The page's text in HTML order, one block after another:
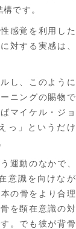
です。
感覚を利用した
対する実感は、
し、このように
ニングの賜物で
マイケル・ジョ
っ」というだけ
運動のなかで、
意識を向けなが
の骨をより合理
を顕在意識の対
。でも彼が背骨